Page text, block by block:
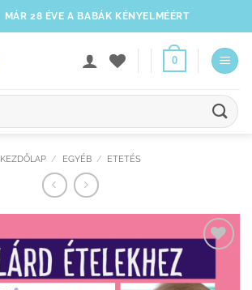
MÁR 28 ÉVE A BABÁK KÉNYELMÉÉRT
0
KEZDŐLAP / EGYÉB / ETETÉS
Kedvenceimhez
adom